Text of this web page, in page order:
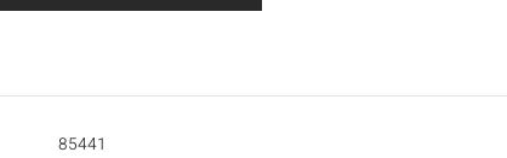
85441